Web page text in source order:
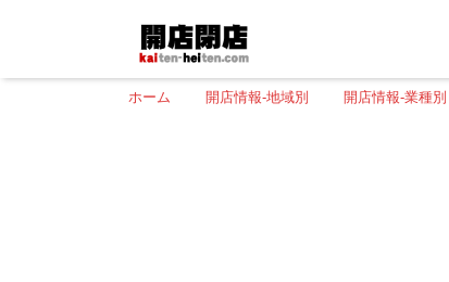
ホーム 開店情報-地域別 開店情報-業種別